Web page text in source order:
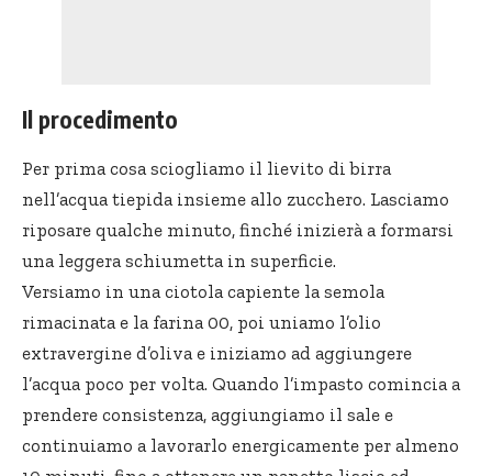
Il procedimento
Per prima cosa sciogliamo il lievito di birra
nell’acqua tiepida insieme allo zucchero. Lasciamo
riposare qualche minuto, finché inizierà a formarsi
una leggera schiumetta in superficie.
Versiamo in una ciotola capiente la semola
rimacinata e la farina 00, poi uniamo l’olio
extravergine d’oliva e iniziamo ad aggiungere
l’acqua poco per volta. Quando l’impasto comincia a
prendere consistenza, aggiungiamo il sale e
continuiamo a lavorarlo energicamente per almeno